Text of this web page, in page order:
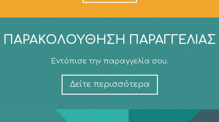
ΠΑΡΑΚΟΛΟΎΘΗΣΗ ΠΑΡΑΓΓΕΛΊΑΣ
Εντόπισε την παραγγελία σου.
Δείτε περισσότερα